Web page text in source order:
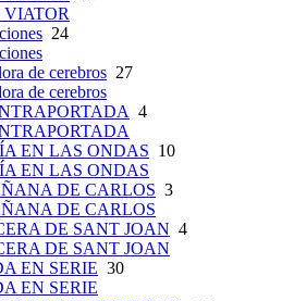
VIATOR
24
de cerebros 27
de cerebros
4
EN LAS ONDAS 10
EN LAS ONDAS
DE CARLOS 3
DE CARLOS
DE SANT JOAN 4
DE SANT JOAN
EN SERIE 30
EN SERIE